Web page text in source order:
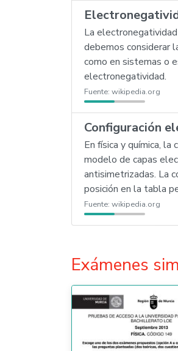
La
debemos considerar
como en sistemas o
electronegatividad.
Fuente: wikipedia.org
Configuración
En física y química,
modelo de capas
antisimetrizadas. La
posición en la tabla
Fuente: wikipedia.org
Exámenes